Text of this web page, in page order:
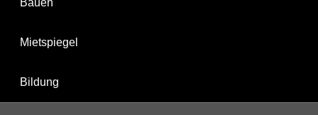
Mietspiegel
Bildung